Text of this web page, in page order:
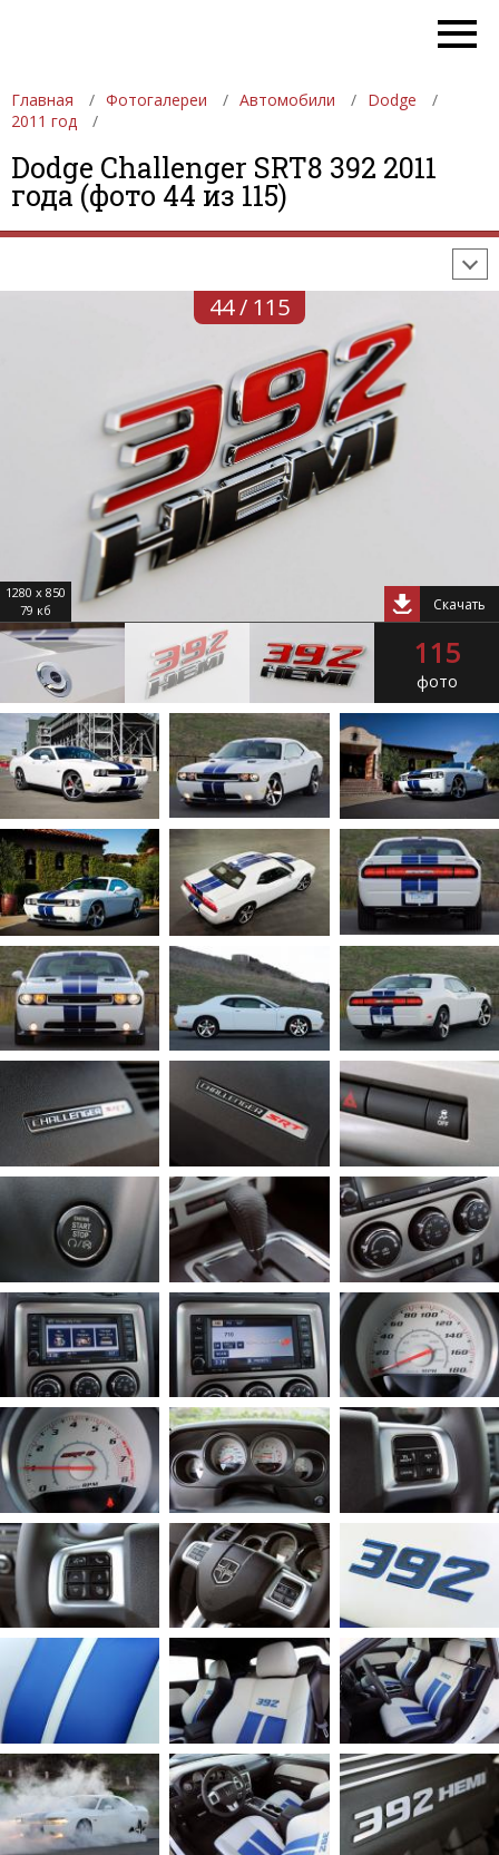
Главная Фотогалереи Автомобили
Dodge
2011 год
Dodge Challenger SRT8 392 2011
года (фото 44 из 115)
ФОТОГАЛЕРЕИ АВТОМОБИЛИ
ДЕВУШКИ
АВТОСАЛОНЫ
ФОРМУЛА-1
44 / 115
1280 x 850
79 кб
Скачать
115
фото